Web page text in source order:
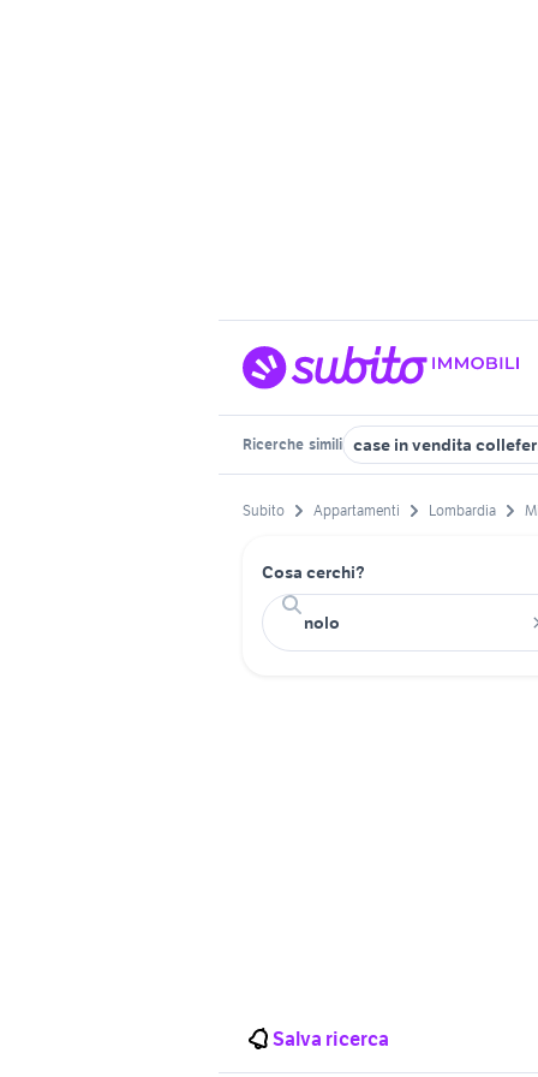
Ricerche simili case in vendita
Subito Appartamenti Lombardia
Cosa cerchi?
Salva ricerca